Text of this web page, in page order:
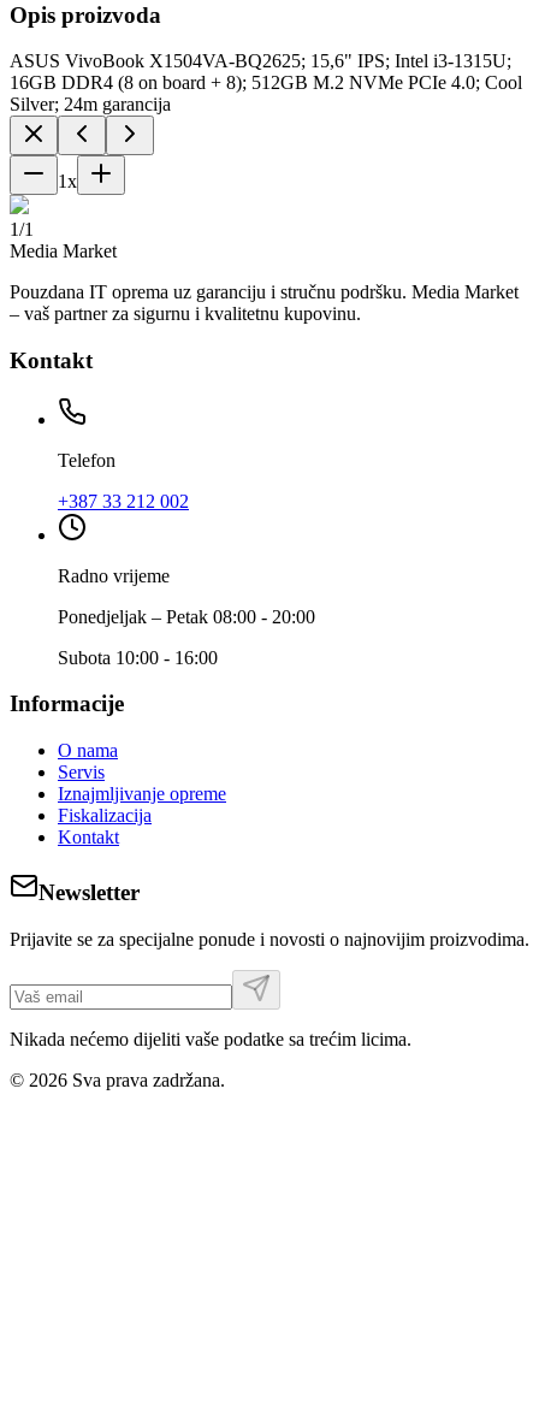
Opis proizvoda
ASUS VivoBook X1504VA-BQ2625; 15,6" IPS; Intel i3-1315U;
16GB DDR4 (8 on board + 8); 512GB M.2 NVMe PCIe 4.0; Cool
Silver; 24m garancija
1x
1/1
Media Market
Pouzdana IT oprema uz garanciju i stručnu podršku. Media Market
– vaš partner za sigurnu i kvalitetnu kupovinu.
Kontakt
Telefon
+387 33 212 002
Radno vrijeme
Ponedjeljak – Petak 08:00 - 20:00
Subota 10:00 - 16:00
Informacije
O nama
Servis
Iznajmljivanje opreme
Fiskalizacija
Kontakt
Newsletter
Prijavite se za specijalne ponude i novosti o najnovijim proizvodima.
Nikada nećemo dijeliti vaše podatke sa trećim licima.
© 2026 Sva prava zadržana.